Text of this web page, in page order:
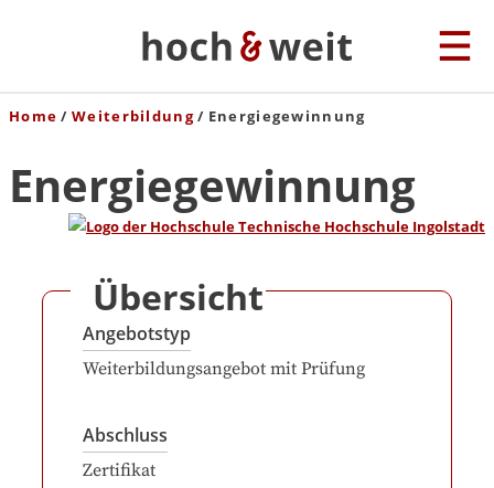
Home Weiterbildung Energiegewinnung
Energiegewinnung
Übersicht
Angebotstyp
Weiterbildungsangebot mit Prüfung
Abschluss
Zertifikat